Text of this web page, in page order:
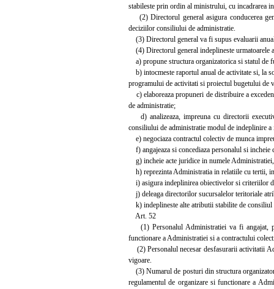
stabileste prin ordin al ministrului, cu incadrarea
(2) Directorul general asigura conducerea
deciziilor consiliului de administratie.
(3) Directorul general va fi supus evaluarii
(4) Directorul general indeplineste urmatoarele
a) propune structura organizatorica si statul de
b) intocmeste raportul anual de activitate si, la
programului de activitati si proiectul bugetului de
c) elaboreaza propuneri de distribuire a
de administratie;
d) analizeaza, impreuna cu directorii
consiliului de administratie modul de indeplinire
e) negociaza contractul colectiv de munca
f) angajeaza si concediaza personalul si
g) incheie acte juridice in numele
h) reprezinta Administratia in relatiile cu tertii,
i) asigura indeplinirea obiectivelor si criteriilor
j) deleaga directorilor sucursalelor teritoriale
k) indeplineste alte atributii stabilite de consiliul
Art. 52
(1) Personalul Administratiei va fi angajat,
functionare a Administratiei si a contractului
(2) Personalul necesar desfasurarii activitatii
vigoare.
(3) Numarul de posturi din structura
regulamentul de organizare si functionare a